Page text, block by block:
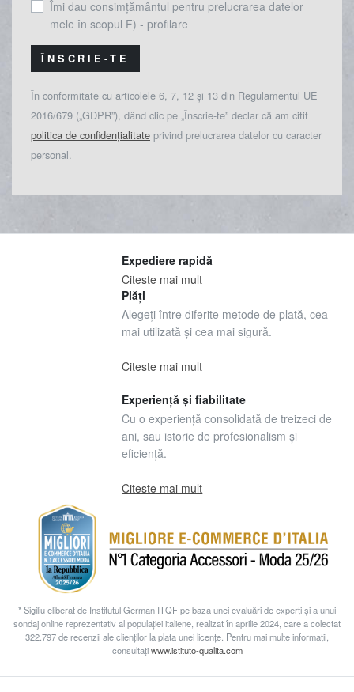
Îmi dau consimțământul pentru prelucrarea datelor
mele în scopul F) - profilare
ÎNSCRIE-TE
În conformitate cu articolele 6, 7, 12 și 13 din Regulamentul UE
2016/679 („GDPR”), dând clic pe „Înscrie-te” declar că am citit
politica de confidențialitate privind prelucrarea datelor cu caracter
personal.
Expediere rapidă
Citeste mai mult
Plăți
Alegeți între diferite metode de plată, cea
mai utilizată și cea mai sigură.
Citeste mai mult
Experiență și fiabilitate
Cu o experiență consolidată de treizeci de
ani, sau istorie de profesionalism și
eficiență.
Citeste mai mult
* Sigiliu eliberat de Institutul German ITQF pe baza unei evaluări de experți și a unui
sondaj online reprezentativ al populației italiene, realizat în aprilie 2024, care a colectat
322.797 de recenzii ale clienților la plata unei licențe. Pentru mai multe informații,
consultațiwww.istituto-qualita.com